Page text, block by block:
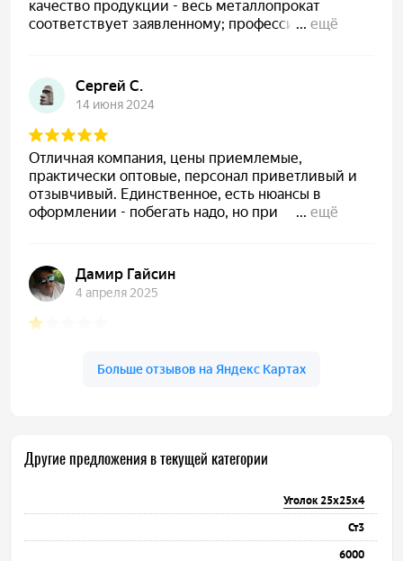
Другие предложения в текущей категории
Уголок 25х25х4
Ст3
6000